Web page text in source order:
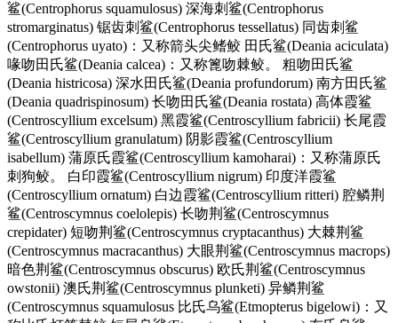
鲨(Centrophorus squamulosus) 深海刺鲨(Centrophorus
stromarginatus) 锯齿刺鲨(Centrophorus tessellatus) 同齿刺鲨
(Centrophorus uyato)：又称箭头尖鳍鲛 田氏鲨(Deania aciculata)
喙吻田氏鲨(Deania calcea)：又称篦吻棘鲛。 粗吻田氏鲨
(Deania histricosa) 深水田氏鲨(Deania profundorum) 南方田氏鲨
(Deania quadrispinosum) 长吻田氏鲨(Deania rostata) 高体霞鲨
(Centroscyllium excelsum) 黑霞鲨(Centroscyllium fabricii) 长尾霞
鲨(Centroscyllium granulatum) 阴影霞鲨(Centroscyllium
isabellum) 蒲原氏霞鲨(Centroscyllium kamoharai)：又称蒲原氏
刺狗鲛。 白印霞鲨(Centroscyllium nigrum) 印度洋霞鲨
(Centroscyllium ornatum) 白边霞鲨(Centroscyllium ritteri) 腔鳞荆
鲨(Centroscymnus coelolepis) 长吻荆鲨(Centroscymnus
crepidater) 短吻荆鲨(Centroscymnus cryptacanthus) 大棘荆鲨
(Centroscymnus macracanthus) 大眼荆鲨(Centroscymnus macrops)
暗色荆鲨(Centroscymnus obscurus) 欧氏荆鲨(Centroscymnus
owstonii) 澳氏荆鲨(Centroscymnus plunketi) 异鳞荆鲨
(Centroscymnus squamulosus 比氏乌鲨(Etmopterus bigelowi)：又